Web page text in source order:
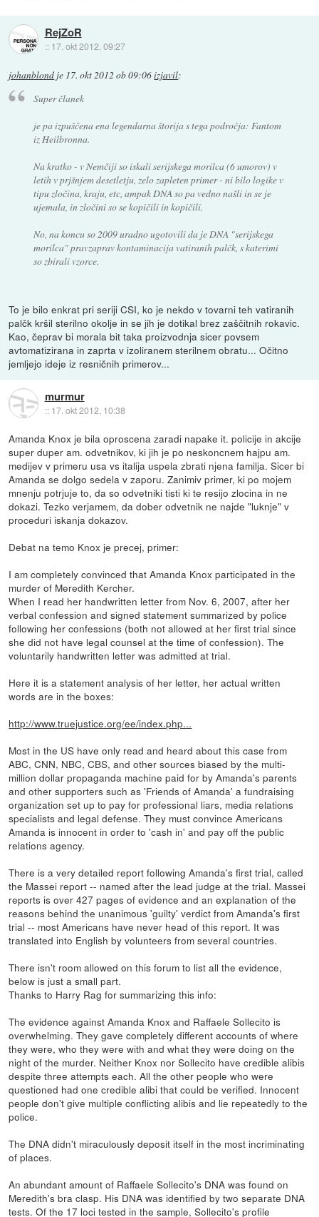
RejZoR
:: 17. okt 2012, 09:27
johanblond je 17. okt 2012 ob 09:06izjavil:
Super članek
je pa izpuščena ena legendarna štorija s tega področja: Fantom
iz Heilbronna.
Na kratko - v Nemčiji so iskali serijskega morilca (6 umorov) v
letih v prjšnjem desetletju, zelo zapleten primer - ni bilo logike v
tipu zločina, kraju, etc, ampak DNA so pa vedno našli in se je
ujemala, in zločini so se kopičili in kopičili.
No, na koncu so 2009 uradno ugotovili da je DNA "serijskega
morilca" pravzaprav kontaminacija vatiranih palčk, s katerimi
so zbirali vzorce.
To je bilo enkrat pri seriji CSI, ko je nekdo v tovarni teh vatiranih
palčk kršil sterilno okolje in se jih je dotikal brez zaščitnih rokavic.
Kao, čeprav bi morala bit taka proizvodnja sicer povsem
avtomatizirana in zaprta v izoliranem sterilnem obratu... Očitno
jemljejo ideje iz resničnih primerov...
murmur
:: 17. okt 2012, 10:38
Amanda Knox je bila oproscena zaradi napake it. policije in akcije
super duper am. odvetnikov, ki jih je po neskoncnem hajpu am.
medijev v primeru usa vs italija uspela zbrati njena familja. Sicer bi
Amanda se dolgo sedela v zaporu. Zanimiv primer, ki po mojem
mnenju potrjuje to, da so odvetniki tisti ki te resijo zlocina in ne
dokazi. Tezko verjamem, da dober odvetnik ne najde "luknje" v
proceduri iskanja dokazov.
Debat na temo Knox je precej, primer:
I am completely convinced that Amanda Knox participated in the
murder of Meredith Kercher.
When I read her handwritten letter from Nov. 6, 2007, after her
verbal confession and signed statement summarized by police
following her confessions (both not allowed at her first trial since
she did not have legal counsel at the time of confession). The
voluntarily handwritten letter was admitted at trial.
Here it is a statement analysis of her letter, her actual written
words are in the boxes:
http://www.truejustice.org/ee/index.php...
Most in the US have only read and heard about this case from
ABC, CNN, NBC, CBS, and other sources biased by the multi-
million dollar propaganda machine paid for by Amanda's parents
and other supporters such as 'Friends of Amanda' a fundraising
organization set up to pay for professional liars, media relations
specialists and legal defense. They must convince Americans
Amanda is innocent in order to 'cash in' and pay off the public
relations agency.
There is a very detailed report following Amanda's first trial, called
the Massei report -- named after the lead judge at the trial. Massei
reports is over 427 pages of evidence and an explanation of the
reasons behind the unanimous 'guilty' verdict from Amanda's first
trial -- most Americans have never head of this report. It was
translated into English by volunteers from several countries.
There isn't room allowed on this forum to list all the evidence,
below is just a small part.
Thanks to Harry Rag for summarizing this info:
The evidence against Amanda Knox and Raffaele Sollecito is
overwhelming. They gave completely different accounts of where
they were, who they were with and what they were doing on the
night of the murder. Neither Knox nor Sollecito have credible alibis
despite three attempts each. All the other people who were
questioned had one credible alibi that could be verified. Innocent
people don't give multiple conflicting alibis and lie repeatedly to the
police.
The DNA didn't miraculously deposit itself in the most incriminating
of places.
An abundant amount of Raffaele Sollecito's DNA was found on
Meredith's bra clasp. His DNA was identified by two separate DNA
tests. Of the 17 loci tested in the sample, Sollecito's profile